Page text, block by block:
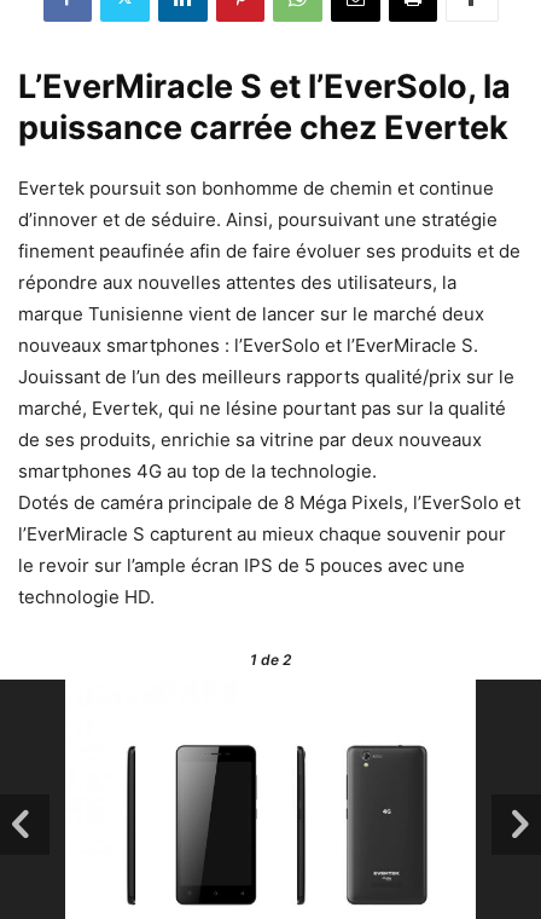
L’EverMiracle S et l’EverSolo, la
puissance carrée chez Evertek
Evertek poursuit son bonhomme de chemin et continue
d’innover et de séduire. Ainsi, poursuivant une stratégie
finement peaufinée afin de faire évoluer ses produits et de
répondre aux nouvelles attentes des utilisateurs, la
marque Tunisienne vient de lancer sur le marché deux
nouveaux smartphones : l’EverSolo et l’EverMiracle S.
Jouissant de l’un des meilleurs rapports qualité/prix sur le
marché, Evertek, qui ne lésine pourtant pas sur la qualité
de ses produits, enrichie sa vitrine par deux nouveaux
smartphones 4G au top de la technologie.
Dotés de caméra principale de 8 Méga Pixels, l’EverSolo et
l’EverMiracle S capturent au mieux chaque souvenir pour
le revoir sur l’ample écran IPS de 5 pouces avec une
technologie HD.
1 de 2